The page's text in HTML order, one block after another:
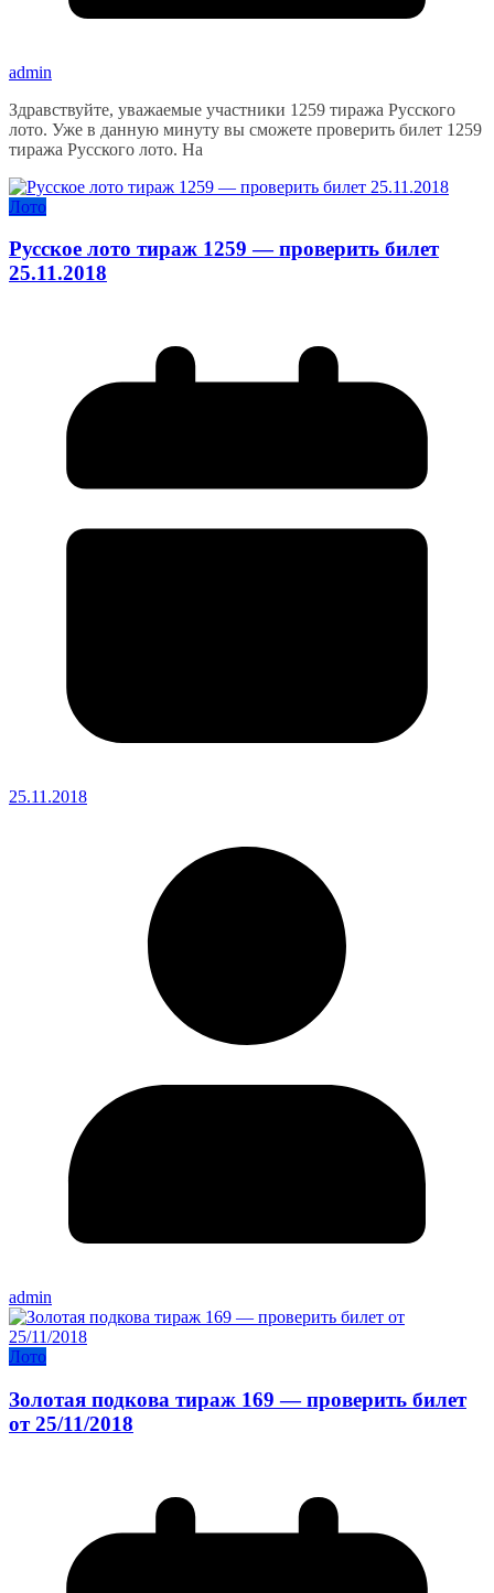
admin
Здравствуйте, уважаемые участники 1259 тиража Русского
лото. Уже в данную минуту вы сможете проверить билет 1259
тиража Русского лото. На
Лото
Русское лото тираж 1259 — проверить билет
25.11.2018
25.11.2018
admin
Лото
Золотая подкова тираж 169 — проверить билет
от 25/11/2018